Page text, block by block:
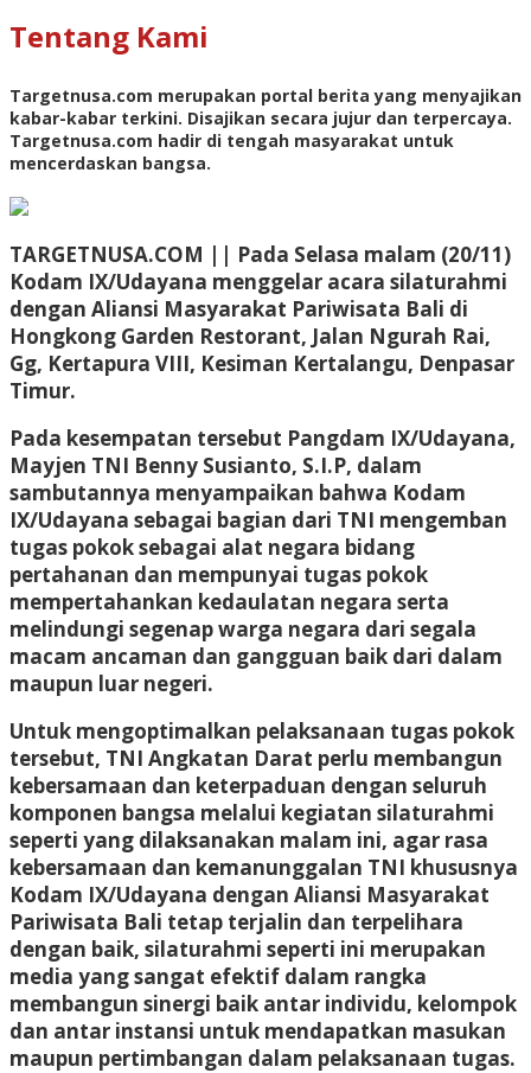
Tentang Kami
Targetnusa.com merupakan portal berita yang menyajikan
kabar-kabar terkini. Disajikan secara jujur dan terpercaya.
Targetnusa.com hadir di tengah masyarakat untuk
mencerdaskan bangsa.
TARGETNUSA.COM || Pada Selasa malam (20/11)
Kodam IX/Udayana menggelar acara silaturahmi
dengan Aliansi Masyarakat Pariwisata Bali di
Hongkong Garden Restorant, Jalan Ngurah Rai,
Gg, Kertapura VIII, Kesiman Kertalangu, Denpasar
Timur.
Pada kesempatan tersebut Pangdam IX/Udayana,
Mayjen TNI Benny Susianto, S.I.P, dalam
sambutannya menyampaikan bahwa Kodam
IX/Udayana sebagai bagian dari TNI mengemban
tugas pokok sebagai alat negara bidang
pertahanan dan mempunyai tugas pokok
mempertahankan kedaulatan negara serta
melindungi segenap warga negara dari segala
macam ancaman dan gangguan baik dari dalam
maupun luar negeri.
Untuk mengoptimalkan pelaksanaan tugas pokok
tersebut, TNI Angkatan Darat perlu membangun
kebersamaan dan keterpaduan dengan seluruh
komponen bangsa melalui kegiatan silaturahmi
seperti yang dilaksanakan malam ini, agar rasa
kebersamaan dan kemanunggalan TNI khususnya
Kodam IX/Udayana dengan Aliansi Masyarakat
Pariwisata Bali tetap terjalin dan terpelihara
dengan baik, silaturahmi seperti ini merupakan
media yang sangat efektif dalam rangka
membangun sinergi baik antar individu, kelompok
dan antar instansi untuk mendapatkan masukan
maupun pertimbangan dalam pelaksanaan tugas.